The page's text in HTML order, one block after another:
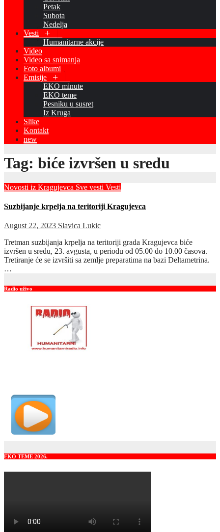
Petak
Subota
Nedelja
Vesti
Humanitarne akcije
Video
Video sa snimanja
Foto albumi
Emisije
EKO minute
EKO teme
Pesniku u susret
Iz Kruga
Slike
Kontakt
new
Tag: biće izvršen u sredu
Novosti iz Kragujevca Sve vesti Vesti
Suzbijanje krpelja na teritoriji Kragujevca
August 22, 2023 Slavica Lukic
Tretman suzbijanja krpelja na teritoriji grada Kragujevca biće
izvršen u sredu, 23. avgusta, u periodu od 05.00 do 10.00 časova.
Tretiranje će se izvršiti sa zemlje preparatima na bazi Deltametrina.
…
Radio uživo
EKO TEME 2026.